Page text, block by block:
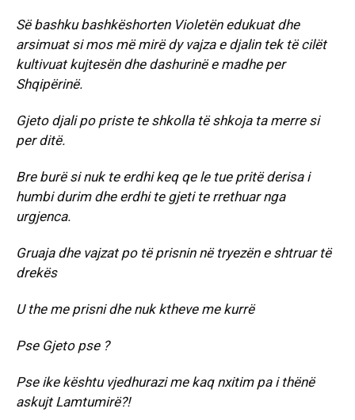
Së bashku bashkëshorten Violetën edukuat dhe
arsimuat si mos më mirë dy vajza e djalin tek të cilët
kultivuat kujtesën dhe dashurinë e madhe per
Shqipërinë.
Gjeto djali po priste te shkolla të shkoja ta merre si
per ditë.
Bre burë si nuk te erdhi keq qe le tue pritë derisa i
humbi durim dhe erdhi te gjeti te rrethuar nga
urgjenca.
Gruaja dhe vajzat po të prisnin në tryezën e shtruar të
drekës
U the me prisni dhe nuk ktheve me kurrë
Pse Gjeto pse ?
Pse ike kështu vjedhurazi me kaq nxitim pa i thënë
askujt Lamtumirë?!